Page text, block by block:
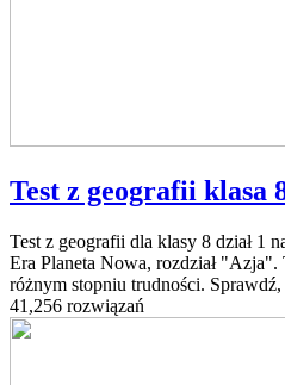
Test z geografii klasa
Test z geografii dla klasy 8 dział 1
Era Planeta Nowa, rozdział "Azja".
różnym stopniu trudności.
41,256 rozwiązań